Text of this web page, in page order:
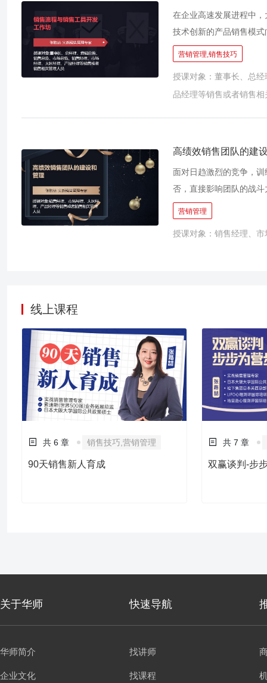
却对此视而不见？ ◊ 如
以客户为中心、以给客
在企业高速发展进程中
技术创新的产品销售模
销售组织的整体成长转
发展潜力，成为继技术
售工具开发工作坊”属于
队未来的统一的销售语
营销管理,销售技巧
授课对象：董事长、总
品经理等销售或者销售相
高绩效销售团队的建
面对日趋激烈的竞争，
否，直接影响团队的战
正需要的不是销售技巧
控，也就是从自发到自
的。然而，在销售管理
强化销售技能，是针对
营销管理
授课对象：销售经理、
线上课程
共 6 章 销售技巧,营销管理
90天销售新人育成
共 7 章
双赢谈判-步
关于华师 快速导航
华师简介
企业文化
找讲师
找课程